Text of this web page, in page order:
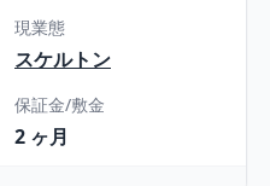
現業態
スケルトン
保証金/敷金
2 ヶ月